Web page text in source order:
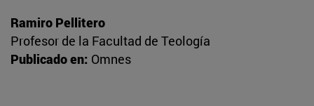
Ramiro Pellitero
Profesor de la Facultad de Teología
Publicado en: Omnes